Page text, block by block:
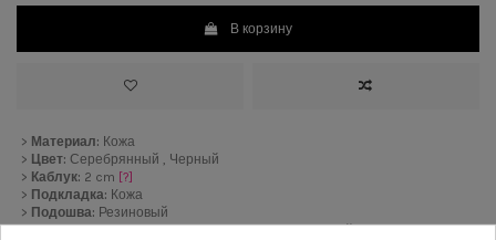
В корзину
> Материал: Кожа
> Цвет: Серебрянный , Черный
> Каблук: 2 cm [?]
> Подкладка: Кожа
> Подошва: Резиновый
>Отделка:Стразы и камни , Резинка , Вынимающийся супинатор ,